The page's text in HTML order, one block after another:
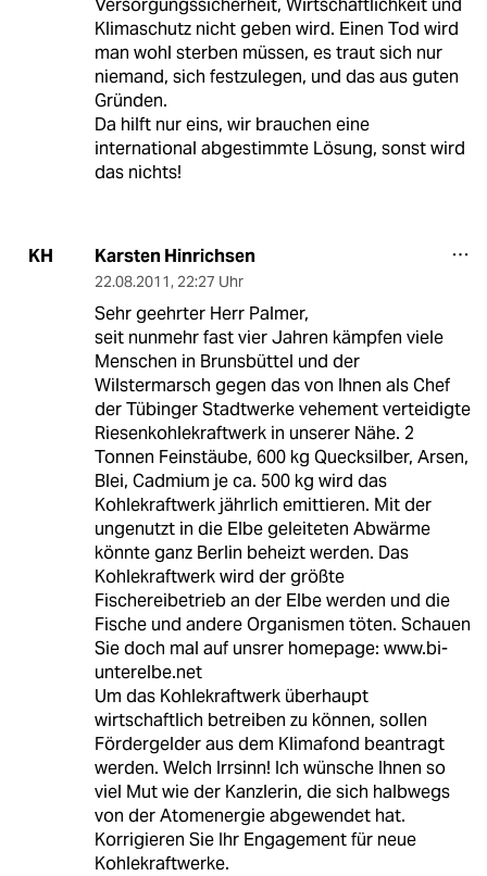
Klimaschutz nicht geben wird. Einen Tod wird
man wohl sterben müssen, es traut sich nur
niemand, sich festzulegen, und das aus guten
Gründen.
Da hilft nur eins, wir brauchen eine
international abgestimmte Lösung, sonst wird
das nichts!
KH Karsten Hinrichsen
22.08.2011, 22:27 Uhr
Sehr geehrter Herr Palmer,
seit nunmehr fast vier Jahren kämpfen viele
Menschen in Brunsbüttel und der
Wilstermarsch gegen das von Ihnen als Chef
der Tübinger Stadtwerke vehement verteidigte
Riesenkohlekraftwerk in unserer Nähe. 2
Tonnen Feinstäube, 600 kg Quecksilber, Arsen,
Blei, Cadmium je ca. 500 kg wird das
Kohlekraftwerk jährlich emittieren. Mit der
ungenutzt in die Elbe geleiteten Abwärme
könnte ganz Berlin beheizt werden. Das
Kohlekraftwerk wird der größte
Fischereibetrieb an der Elbe werden und die
Fische und andere Organismen töten. Schauen
Sie doch mal auf unsrer homepage: www.bi-
unterelbe.net
Um das Kohlekraftwerk überhaupt
wirtschaftlich betreiben zu können, sollen
Fördergelder aus dem Klimafond beantragt
werden. Welch Irrsinn! Ich wünsche Ihnen so
viel Mut wie der Kanzlerin, die sich halbwegs
von der Atomenergie abgewendet hat.
Korrigieren Sie Ihr Engagement für neue
Kohlekraftwerke.